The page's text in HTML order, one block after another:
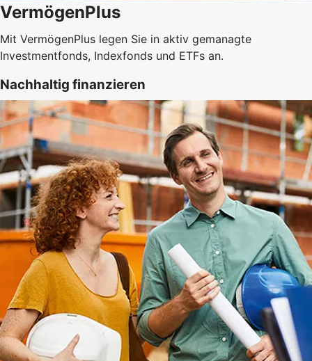
VermögenPlus
Mit VermögenPlus legen Sie in aktiv gemanagte
Investmentfonds, Indexfonds und ETFs an.
Nachhaltig finanzieren